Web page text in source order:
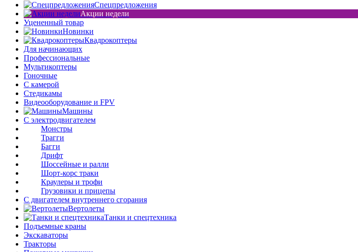
Спецпредложения
Акции недели
Уцененный товар
Новинки
Квадрокоптеры
Для начинающих
Профессиональные
Мультикоптеры
Гоночные
C камерой
Стедикамы
Видеооборудование и FPV
Машины
С электродвигателем
Монстры
Трагги
Багги
Дрифт
Шоссейные и ралли
Шорт-корс траки
Краулеры и трофи
Грузовики и прицепы
С двигателем внутреннего сгорания
Вертолеты
Танки и спецтехника
Подъемные краны
Экскаваторы
Тракторы